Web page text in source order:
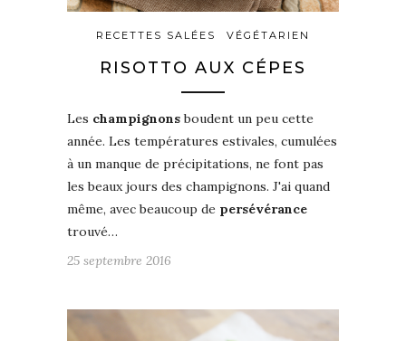
RECETTES SALÉES VÉGÉTARIEN
RISOTTO AUX CÉPES
Les champignonsboudent un peu cette
année. Les températures estivales, cumulées
à un manque de précipitations, ne font pas
les beaux jours des champignons. J'ai quand
même, avec beaucoup de persévérance
trouvé…
25 septembre 2016